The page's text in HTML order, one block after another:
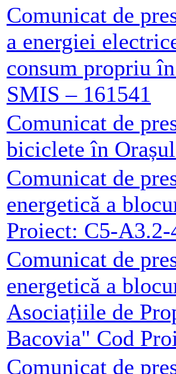
Comunicat de
a energiei
consum propriu
SMIS – 161541
Comunicat de
biciclete în
Comunicat de
energetică a
Proiect: C5-A3.2-
Comunicat de
energetică a
Asociațiile de
Bacovia" Cod
Comunicat de